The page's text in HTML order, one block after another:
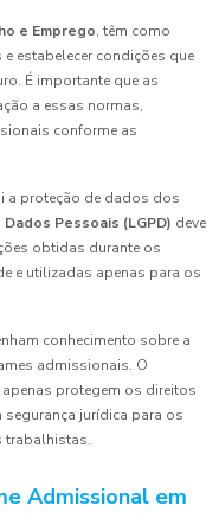
e Emprego, têm como
estabelecer condições que
É importante que as
a essas normas,
conforme as
a proteção de dados dos
Pessoais (LGPD) deve
obtidas durante os
e utilizadas apenas para os
conhecimento sobre a
admissionais. O
protegem os direitos
jurídica para os
trabalhistas.
Admissional em